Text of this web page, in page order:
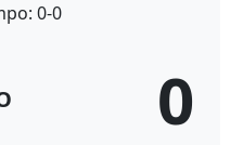
0-0
0